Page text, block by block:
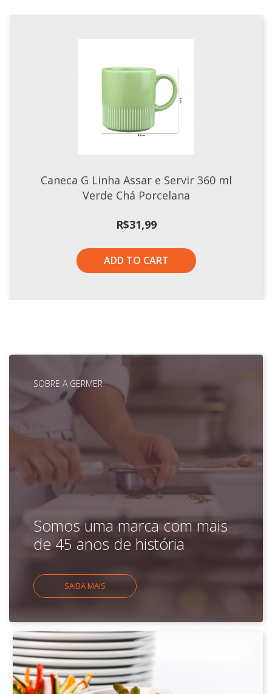
Caneca G Linha Assar e Servir 360 ml
Verde Chá Porcelana
R$31,99
ADD TO CART
SOBRE A GERMER
Somos uma marca com mais
de 45 anos de história
SAIBA MAIS